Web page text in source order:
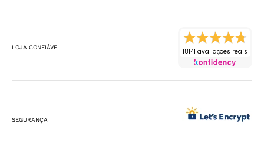
LOJA CONFIÁVEL 18141 avaliações reais
SEGURANÇA